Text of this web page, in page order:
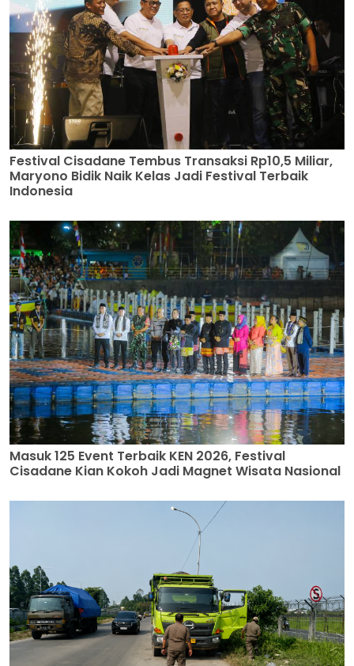
Festival Cisadane Tembus Transaksi Rp10,5 Miliar,
Maryono Bidik Naik Kelas Jadi Festival Terbaik
Indonesia
Masuk 125 Event Terbaik KEN 2026, Festival
Cisadane Kian Kokoh Jadi Magnet Wisata Nasional